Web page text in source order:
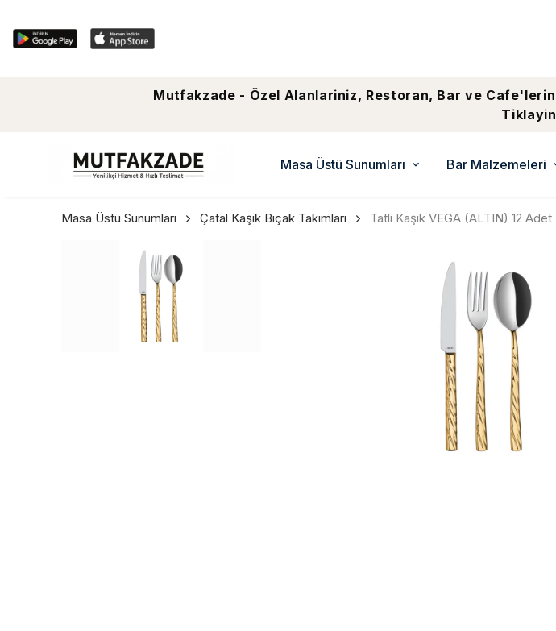
Mutfakzade - Özel Alanlariniz, Restoran, Bar ve
Masa Üstü Sunumları Bar Malzemeleri
Masa Üstü Sunumları Çatal Kaşık Bıçak Takımları Tatlı Kaşık VEGA (ALTIN) 12 Adet